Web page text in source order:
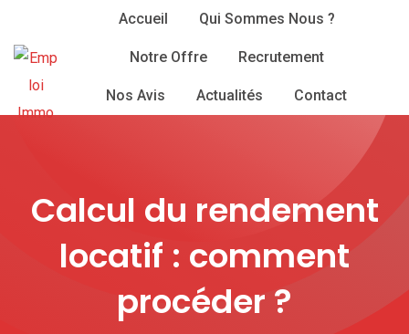
content
Accueil Qui Sommes Nous ?
Notre Offre Recrutement
Nos Avis Actualités Contact
Calcul du rendement
locatif : comment
procéder ?